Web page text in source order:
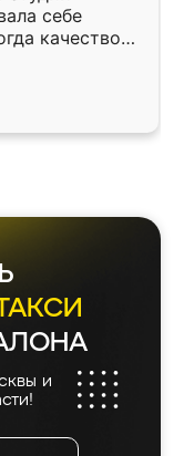
себе
качеством
уже почти
и